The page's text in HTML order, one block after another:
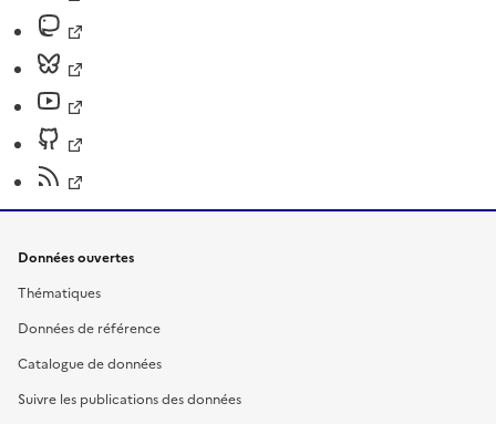
Données ouvertes
Thématiques
Données de référence
Catalogue de données
Suivre les publications des données